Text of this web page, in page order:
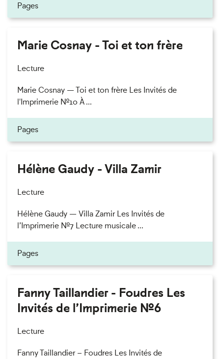
Pages
Marie Cosnay - Toi et ton frère
Lecture
Marie Cosnay — Toi et ton frère Les Invités de
l'Imprimerie n°10 À ...
Pages
Hélène Gaudy - Villa Zamir
Lecture
Hélène Gaudy — Villa Zamir Les Invités de
l’Imprimerie n°7 Lecture musicale ...
Pages
Fanny Taillandier - Foudres Les
Invités de l’Imprimerie n°6
Lecture
Fanny Taillandier – Foudres Les Invités de